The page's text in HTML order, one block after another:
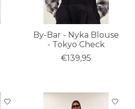
By-Bar - Nyka Blouse
- Tokyo Check
€139,95